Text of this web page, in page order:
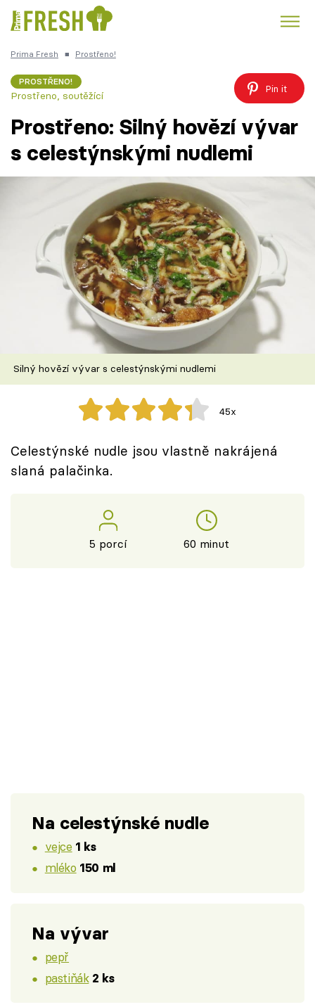
Česká kuchyně
Recepty
Články
TV Program
Škola vaření
Recepty z TV
Speciál: Cuketa
Sledujte prima+
Prima Fresh ■ Prostřeno!
PROSTŘENO!
Prostřeno, soutěžící
Pin it
Prostřeno: Silný hovězí vývar
s celestýnskými nudlemi
Silný hovězí vývar s celestýnskými nudlemi
45x
Celestýnské nudle jsou vlastně nakrájená
slaná palačinka.
5 porcí 60 minut
Na celestýnské nudle
vejce 1 ks
mléko 150 ml
Na vývar
pepř
pastiňák 2 ks